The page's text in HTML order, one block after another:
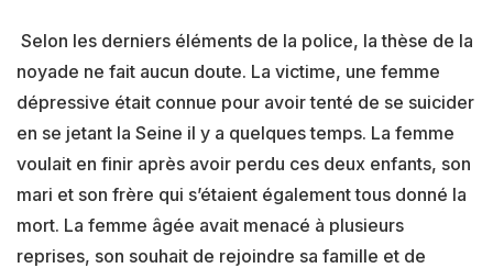
Selon les derniers éléments de la police, la thèse de la
noyade ne fait aucun doute. La victime, une femme
dépressive était connue pour avoir tenté de se suicider
en se jetant la Seine il y a quelques temps. La femme
voulait en finir après avoir perdu ces deux enfants, son
mari et son frère qui s’étaient également tous donné la
mort. La femme âgée avait menacé à plusieurs
reprises, son souhait de rejoindre sa famille et de